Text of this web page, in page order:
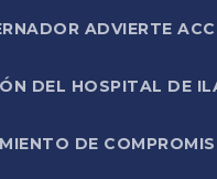
ADVIERTE
DEL HOSPITAL DE
DE